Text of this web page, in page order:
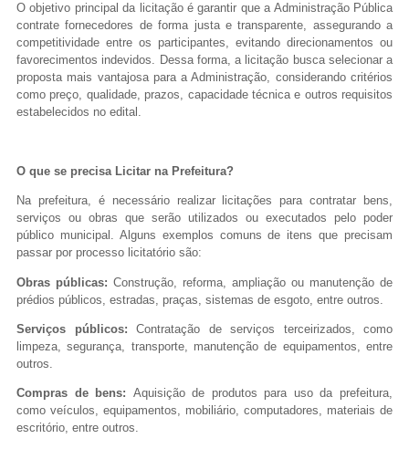
O objetivo principal da licitação é garantir que a Administração Pública
contrate fornecedores de forma justa e transparente, assegurando a
competitividade entre os participantes, evitando direcionamentos ou
favorecimentos indevidos. Dessa forma, a licitação busca selecionar a
proposta mais vantajosa para a Administração, considerando critérios
como preço, qualidade, prazos, capacidade técnica e outros requisitos
estabelecidos no edital.
O que se precisa Licitar na Prefeitura?
Na prefeitura, é necessário realizar licitações para contratar bens,
serviços ou obras que serão utilizados ou executados pelo poder
público municipal. Alguns exemplos comuns de itens que precisam
passar por processo licitatório são:
Obras públicas: Construção, reforma, ampliação ou manutenção de
prédios públicos, estradas, praças, sistemas de esgoto, entre outros.
Serviços públicos: Contratação de serviços terceirizados, como
limpeza, segurança, transporte, manutenção de equipamentos, entre
outros.
Compras de bens: Aquisição de produtos para uso da prefeitura,
como veículos, equipamentos, mobiliário, computadores, materiais de
escritório, entre outros.